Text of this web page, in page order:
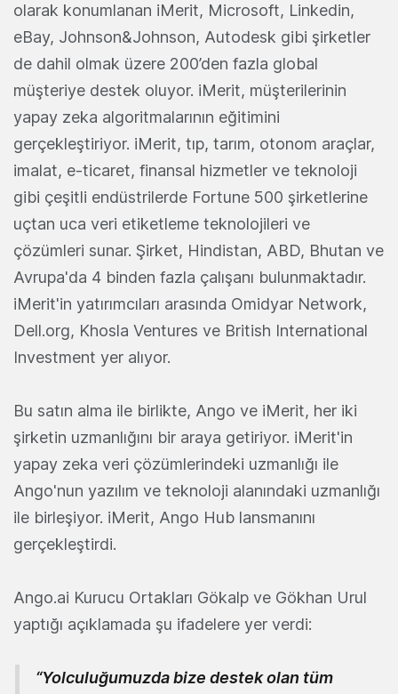
olarak konumlanan iMerit, Microsoft, Linkedin,
eBay, Johnson&Johnson, Autodesk gibi şirketler
de dahil olmak üzere 200’den fazla global
müşteriye destek oluyor. iMerit, müşterilerinin
yapay zeka algoritmalarının eğitimini
gerçekleştiriyor. iMerit, tıp, tarım, otonom araçlar,
imalat, e-ticaret, finansal hizmetler ve teknoloji
gibi çeşitli endüstrilerde Fortune 500 şirketlerine
uçtan uca veri etiketleme teknolojileri ve
çözümleri sunar. Şirket, Hindistan, ABD, Bhutan ve
Avrupa'da 4 binden fazla çalışanı bulunmaktadır.
iMerit'in yatırımcıları arasında Omidyar Network,
Dell.org, Khosla Ventures ve British International
Investment yer alıyor.
Bu satın alma ile birlikte, Ango ve iMerit, her iki
şirketin uzmanlığını bir araya getiriyor. iMerit'in
yapay zeka veri çözümlerindeki uzmanlığı ile
Ango'nun yazılım ve teknoloji alanındaki uzmanlığı
ile birleşiyor. iMerit, Ango Hub lansmanını
gerçekleştirdi.
Ango.ai Kurucu Ortakları Gökalp ve Gökhan Urul
yaptığı açıklamada şu ifadelere yer verdi:
“Yolculuğumuzda bize destek olan tüm